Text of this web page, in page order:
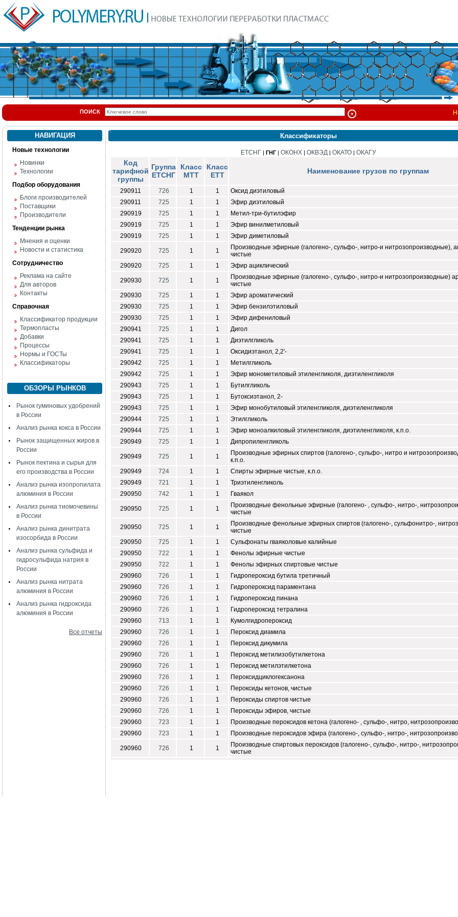
ПОИСК
НАВИГАЦИЯ
Новые технологии
Новинки
Технологии
Подбор оборудования
Блоги производителей
Поставщики
Производители
Тенденции рынка
Мнения и оценки
Новости и статистика
Сотрудничество
Реклама на сайте
Для авторов
Контакты
Справочная
Классификатор продукции
Термопласты
Добавки
Процессы
Нормы и ГОСТы
Классификаторы
ОБЗОРЫ РЫНКОВ
Рынок гуминовых удобрений
в России
Анализ рынка кокса в России
Рынок защищенных жиров в
России
Рынок пектина и сырья для
его производства в России
Анализ рынка изопропилата
алюминия в России
Анализ рынка тиомочевины
в России
Анализ рынка динитрата
изосорбида в России
Анализ рынка сульфида и
гидросульфида натрия в
России
Анализ рынка нитрата
алюминия в России
Анализ рынка гидроксида
алюминия в России
Все отчеты
Классификаторы
ЕТСНГ| ГНГ| ОКОНХ| ОКВЭД | ОКАТО| ОКАГУ
Код
тарифной
группы
Группа
ЕТСНГ
Класс
МТТ
Класс
ЕТТ
Наименование грузов по группам
290911 726 1 1
Оксид диэтиловый
290911
725 1 1
Эфир диэтиловый
290919
725 1 1
Метил-три-бутилэфир
290919
725 1 1
Эфир винилметиловый
290919
725 1 1 Эфир диметиловый
290920 725 1 1
Производные эфирные (галогено-, сульфо-, нитро-и нитрозопроизводные),
чистые
290920
725 1 1 Эфир ациклический
290930 725 1 1
Производные эфирные (галогено-, сульфо-, нитро-и нитрозопроизводные)
чистые
290930
725 1 1
Эфир ароматический
290930
725 1 1
Эфир бензилэтиловый
290930
725 1 1
Эфир дифениловый
290941
725 1 1
Дигол
290941
725 1 1
Диэтилгликоль
290941
725 1 1
Оксидиэтанол, 2,2'-
290942
725 1 1
Метилгликоль
290942
725 1 1
Эфир монометиловый этиленгликоля, диэтиленгликоля
290943
725 1 1
Бутилгликоль
290943
725 1 1
Бутоксиэтанол, 2-
290943
725 1 1
Эфир монобутиловый этиленгликоля, диэтиленгликоля
290944
725 1 1
Этилгликоль
290944
725 1 1
Эфир моноалкиловый этиленгликоля, диэтиленгликоля, к.п.о.
290949
725 1 1 Дипропиленгликоль
290949 725 1 1
Производные эфирных спиртов (галогено-, сульфо-, нитро и
к.п.о.
290949
724 1 1
Спирты эфирные чистые, к.п.о.
290949
721 1 1
Триэтиленгликоль
290950
742 1 1 Гваякол
290950 725 1 1
Производные фенольные эфирные (галогено- , сульфо-, нитро-,
чистые
290950 725 1 1
Производные фенольные эфирных спиртов (галогено-, сульфонитро-,
чистые
290950
725 1 1
Сульфонаты гваяколовые калийные
290950
722 1 1
Фенолы эфирные чистые
290950
722 1 1
Фенолы эфирных спиртовые чистые
290960
726 1 1
Гидропероксид бутила третичный
290960
726 1 1
Гидропероксид параментана
290960
726 1 1
Гидропероксид пинана
290960
726 1 1
Гидропероксид тетралина
290960
713 1 1
Кумолгидропероксид
290960
726 1 1
Пероксид диамила
290960
726 1 1
Пероксид дикумила
290960
726 1 1
Пероксид метилизобутилкетона
290960
726 1 1
Пероксид метилэтилкетона
290960
726 1 1
Пероксидциклогексанона
290960
726 1 1
Пероксиды кетонов, чистые
290960
726 1 1
Пероксиды спиртов чистые
290960
726 1 1
Пероксиды эфиров, чистые
290960
723 1 1
Производные пероксидов кетона (галогено- , сульфо-, нитро,
290960
723 1 1 Производные пероксидов эфира (галогено-, сульфо-, нитро-,
290960 726 1 1
Производные спиртовых пероксидов (галогено-, сульфо-, нитро-,
чистые